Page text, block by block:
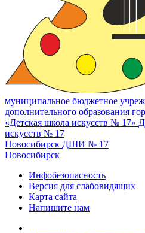
муниципальное бюджетное
дополнительного образования
«Детская школа искусств № 17»
искусств № 17
Новосибирск ДШИ № 17
Новосибирск
Инфобезопасность
Версия для слабовидящих
Карта сайта
Напишите нам